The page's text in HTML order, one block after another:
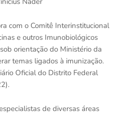
com o Comitê Interinstitucional
e outros Imunobiológicos
orientação do Ministério da
temas ligados à imunização.
Oficial do Distrito Federal
de diversas áreas